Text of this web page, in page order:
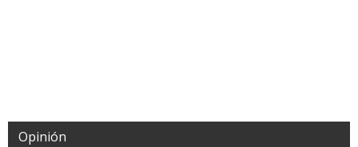
Opinión